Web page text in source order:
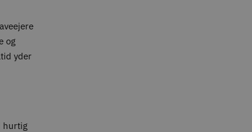
og
yder
hurtig